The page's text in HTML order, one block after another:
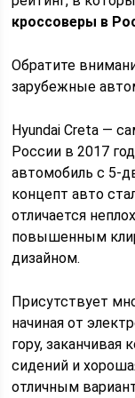
кроссоверы в
Обратите
зарубежные
Hyundai Creta —
России в 2017
автомобиль с 5-
концепт авто
отличается
повышенным
дизайном.
Присутствует
начиная от
гору, заканчивая
сидений и
отличным